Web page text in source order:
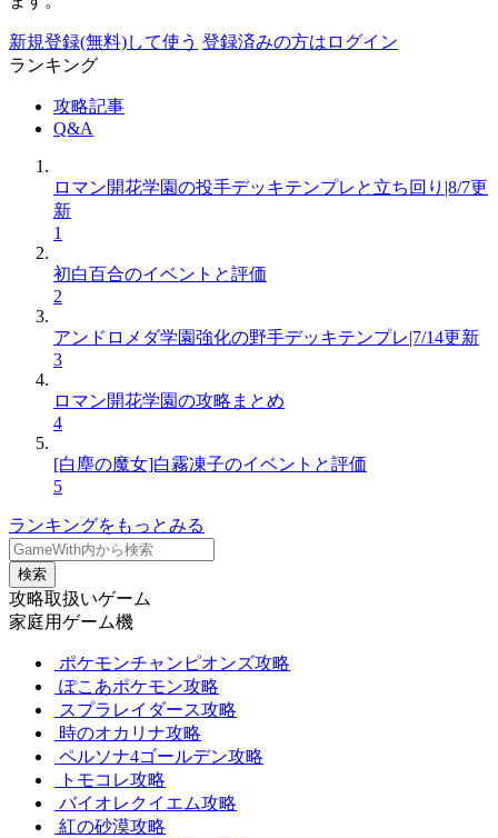
新規登録(無料)して使う 登録済みの方はログイン
ランキング
攻略記事
Q&A
ロマン開花学園の投手デッキテンプレと立ち回り|8/7更
新
1
初白百合のイベントと評価
2
アンドロメダ学園強化の野手デッキテンプレ|7/14更新
3
ロマン開花学園の攻略まとめ
4
[白塵の魔女]白霧凍子のイベントと評価
5
ランキングをもっとみる
検索
攻略取扱いゲーム
家庭用ゲーム機
ポケモンチャンピオンズ攻略
ぽこあポケモン攻略
スプラレイダース攻略
時のオカリナ攻略
ペルソナ4ゴールデン攻略
トモコレ攻略
バイオレクイエム攻略
紅の砂漠攻略